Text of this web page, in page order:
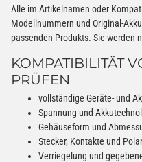
Alle im Artikelnamen oder
Modellnummern und Original-
passenden Produkts. Sie werden
KOMPATIBILITÄT
PRÜFEN
vollständige Geräte- und
Spannung und
Gehäuseform und
Stecker, Kontakte und
Verriegelung und